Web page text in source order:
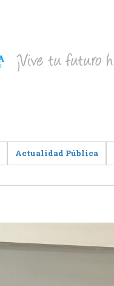
Actualidad Pública